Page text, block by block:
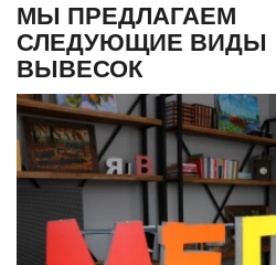
МЫ ПРЕДЛАГАЕМ
СЛЕДУЮЩИЕ ВИДЫ
ВЫВЕСОК